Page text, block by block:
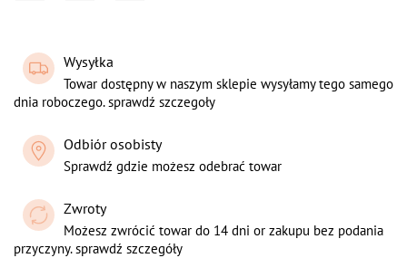
Wysyłka
Towar dostępny w naszym sklepie wysyłamy tego samego
dnia roboczego. sprawdź szczegoły
Odbiór osobisty
Sprawdź gdzie możesz odebrać towar
Zwroty
Możesz zwrócić towar do 14 dni or zakupu bez podania
przyczyny. sprawdź szczegóły